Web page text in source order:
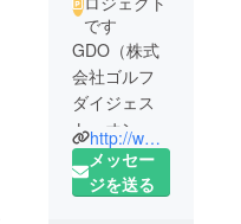
です
GDO（株式
会社ゴルフ
ダイジェス
ト・オンラ
イン）はイ
ンターネッ
http://www.golfdigest.co.jp/
メッセー
ジを送る